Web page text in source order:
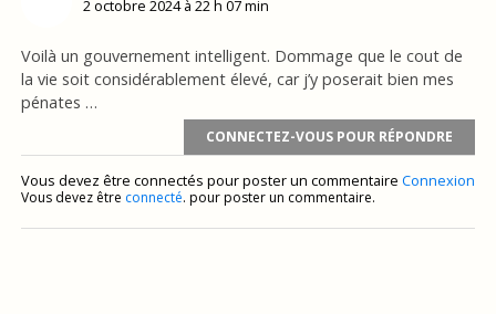
2 octobre 2024 à 22 h 07 min
Voilà un gouvernement intelligent. Dommage que le cout de
la vie soit considérablement élevé, car j’y poserait bien mes
pénates …
CONNECTEZ-VOUS POUR RÉPONDRE
Vous devez être connectés pour poster un commentaire Connexion
Vous devez être connecté. pour poster un commentaire.